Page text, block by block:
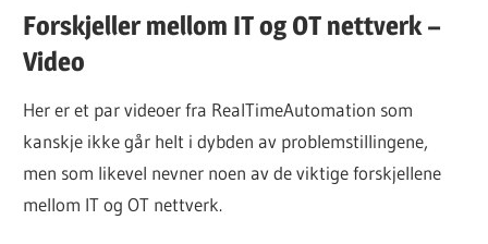
Forskjeller mellom IT og OT nettverk –
Video
Her er et par videoer fra RealTimeAutomation som
kanskje ikke går helt i dybden av problemstillingene,
men som likevel nevner noen av de viktige forskjellene
mellom IT og OT nettverk.